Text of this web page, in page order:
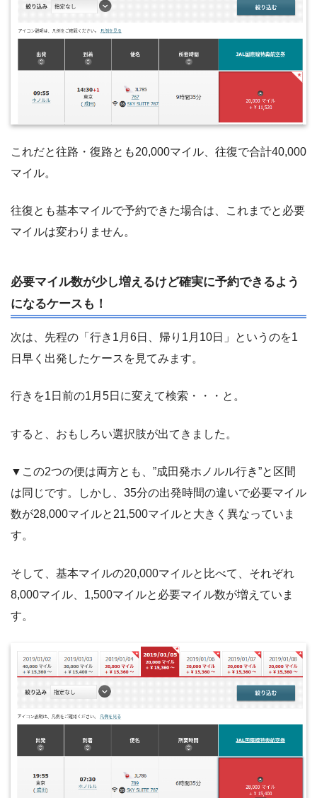
これだと往路・復路とも20,000マイル、往復で合計40,000
マイル。
往復とも基本マイルで予約できた場合は、これまでと必要
マイルは変わりません。
必要マイル数が少し増えるけど確実に予約できるよう
になるケースも！
次は、先程の「行き1月6日、帰り1月10日」というのを1
日早く出発したケースを見てみます。
行きを1日前の1月5日に変えて検索・・・と。
すると、おもしろい選択肢が出てきました。
▼この2つの便は両方とも、”成田発ホノルル行き”と区間
は同じです。しかし、35分の出発時間の違いで必要マイル
数が28,000マイルと21,500マイルと大きく異なっていま
す。
そして、基本マイルの20,000マイルと比べて、それぞれ
8,000マイル、1,500マイルと必要マイル数が増えていま
す。